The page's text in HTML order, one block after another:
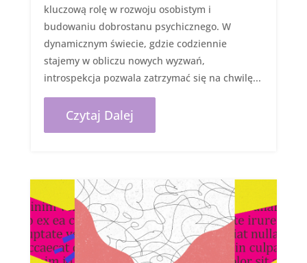
kluczową rolę w rozwoju osobistym i
budowaniu dobrostanu psychicznego. W
dynamicznym świecie, gdzie codziennie
stajemy w obliczu nowych wyzwań,
introspekcja pozwala zatrzymać się na chwilę...
Czytaj Dalej